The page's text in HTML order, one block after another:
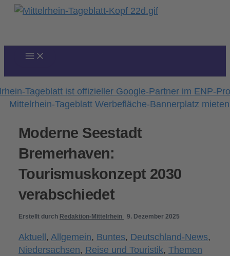
Zum
Moderne Seestadt
Bremerhaven:
Tourismuskonzept 2030
verabschiedet
Erstellt durch Redaktion-Mittelrhein 9. Dezember 2025
Aktuell,Allgemein, Buntes, Deutschland-News,
Niedersachsen, Reise und Touristik,Themen